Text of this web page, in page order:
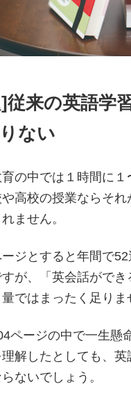
従来の英語学
ない
の中では１時間に
や高校の授業ならそ
ません。
ジとすると年間で
が、「英会話がで
ではまったく足りま
ページの中で一生懸
解したとしても、
ないでしょう。